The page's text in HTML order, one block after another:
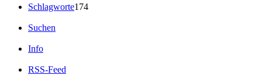
Schlagworte174
Suchen
Info
RSS-Feed